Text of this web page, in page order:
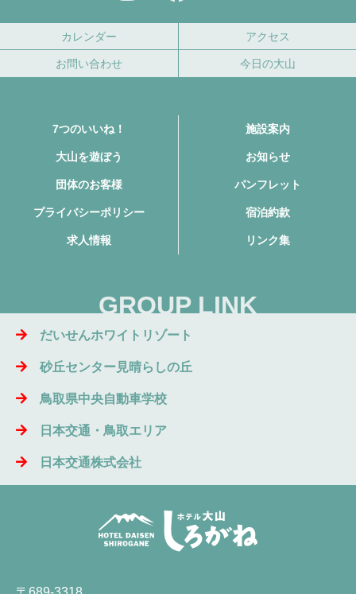
カレンダー アクセス
お問い合わせ 今日の大山
7つのいいね！ 施設案内
大山を遊ぼう お知らせ
団体のお客様 パンフレット
プライバシーポリシー 宿泊約款
求人情報 リンク集
GROUP LINK
だいせんホワイトリゾート
砂丘センター見晴らしの丘
鳥取県中央自動車学校
日本交通・鳥取エリア
日本交通株式会社